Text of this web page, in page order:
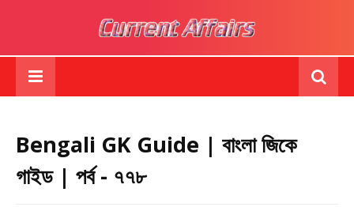
Bengali GK Guide | বাংলা জিকে
গাইড | পর্ব - ৭৭৮